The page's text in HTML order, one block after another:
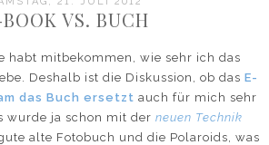
VS. BUCH
habt mitbekommen, wie sehr ich das
Deshalb ist die Diskussion, ob das E-
das Buch ersetzt auch für mich sehr
wurde ja schon mit der neuen Technik
alte Fotobuch und die Polaroids, was